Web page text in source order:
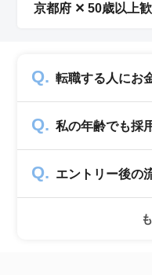
京都府 ✕ 50歳以上
転職する人にお
していますので
一切発生致しま
私の年齢でも採
業のみ掲載をし
就職実績も多数
ぜひ紹介依頼へ
エントリー後の
ーとヒアリング